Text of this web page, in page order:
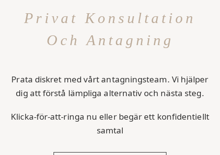
Privat Konsultation
Och Antagning
Prata diskret med vårt antagningsteam. Vi hjälper
dig att förstå lämpliga alternativ och nästa steg.
Klicka-för-att-ringa nu eller begär ett konfidentiellt
samtal